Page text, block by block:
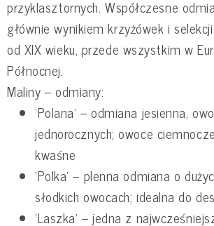
przyklasztornych. Współczesne
głównie wynikiem krzyżówek i
od XIX wieku, przede wszystkim w
Północnej.
Maliny – odmiany:
‘Polana’ – odmiana jesienna,
jednorocznych; owoce
kwaśne
‘Polka’ – plenna odmiana o
słodkich owocach; idealna do
‘Laszka’ – jedna z